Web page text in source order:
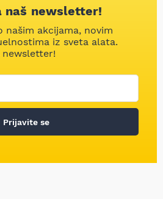
naš newsletter!
našim akcijama, novim
iz sveta alata.
newsletter!
Prijavite se